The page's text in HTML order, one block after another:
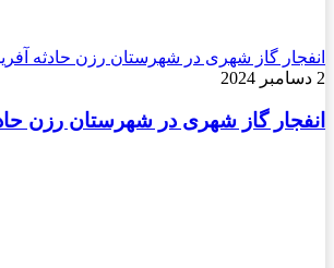
گاز شهری در شهرستان رزن حادثه آفرید
گاز شهری در شهرستان رزن حادثه